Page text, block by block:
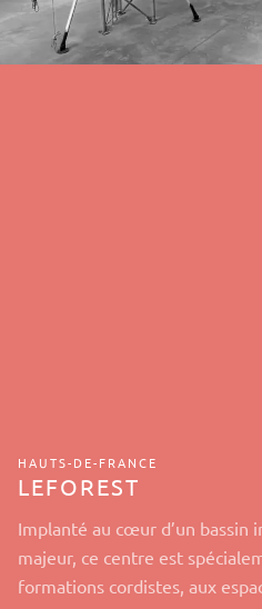
HAUTS-DE-FRANCE
LEFOREST
Implanté au cœur d’un bassin
majeur, ce centre est
formations cordistes, aux